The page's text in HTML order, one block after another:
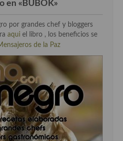
en «BUBOK»
por grandes chef y bloggers
aqui el libro , los beneficios se
de la Paz